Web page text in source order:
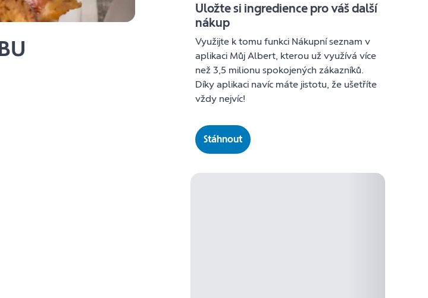
Uložte si ingredience pro váš další
nákup
Využijte k tomu funkci Nákupní seznam v
aplikaci Můj Albert, kterou už využívá více
než 3,5 milionu spokojených zákazníků.
Díky aplikaci navíc máte jistotu, že ušetříte
vždy nejvíc!
Stáhnout